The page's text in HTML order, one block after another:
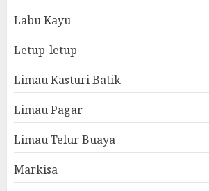
Labu Kayu
Letup-letup
Limau Kasturi Batik
Limau Pagar
Limau Telur Buaya
Markisa